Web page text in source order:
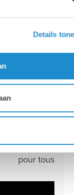
Details
SORNIN
: La créativité
pour tous